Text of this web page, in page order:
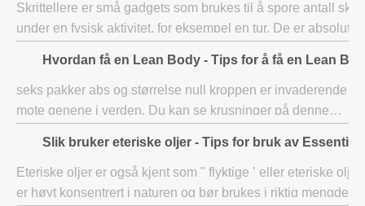
Skrittellere er små gadgets som brukes til å spore antall
under en fysisk aktivitet, for eksempel en tur. De er absolutt
Hvordan få en Lean Body - Tips for å få en Lean
seks pakker abs og størrelse null kroppen er invaderende
mote genene i verden. Du kan se krusninger på denne
treningssentre og ta alle mulige
Slik bruker eteriske oljer - Tips for bruk av Essential
Eteriske oljer er også kjent som " flyktige ’ eller eteriske
er høyt konsentrert i naturen og bør brukes i riktig mengde,